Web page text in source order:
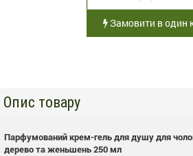
Замовити в один
Опис товару
Парфумований крем-гель для душу для
дерево та женьшень 250 мл